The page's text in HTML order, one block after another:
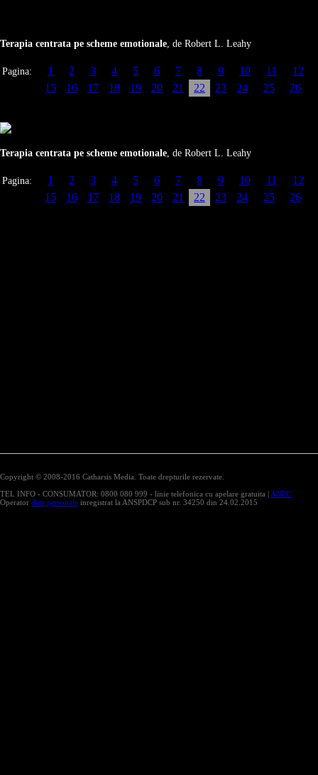
Terapia centrata pe scheme emotionale, de Robert L. Leahy
Pagina: 1 2 3 4 5 6 7 8 9 10 11
12
15
16 17 18 19 20 21 22 23 24 25 26
Terapia centrata pe scheme emotionale, de Robert L. Leahy
Pagina: 1 2 3 4 5 6 7 8 9 10 11
12
15
16 17 18 19 20 21 22 23 24 25 26
Copyright © 2008-2016 Catharsis Media. Toate drepturile rezervate.
TEL INFO - CONSUMATOR: 0800 080 999 - linie telefonica cu apelare gratuita | ANPC
Operator date personale inregistrat la ANSPDCP sub nr. 34250 din 24.02.2015